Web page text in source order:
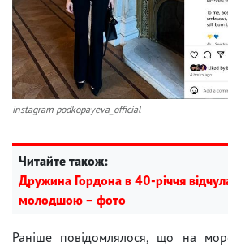
instagram podkopayeva_official
Читайте також:
Дружина Гордона в 40-річчя
молодшою – фото
Раніше повідомлялося, що на